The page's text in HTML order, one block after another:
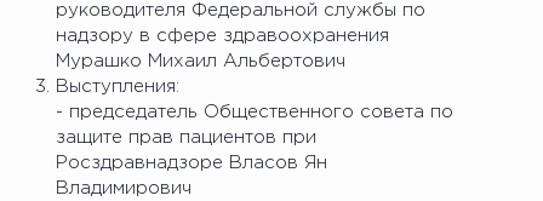
руководителя Федеральной службы по
надзору в сфере здравоохранения
Мурашко Михаил Альбертович
Выступления:
- председатель Общественного совета по
защите прав пациентов при
Росздравнадзоре Власов Ян
Владимирович